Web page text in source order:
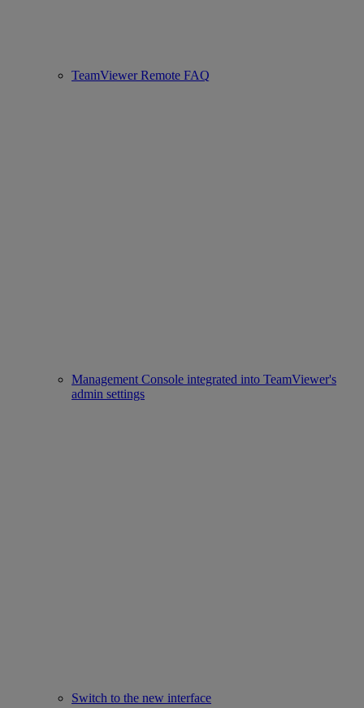
TeamViewer Remote FAQ
Management Console integrated into TeamViewer's
admin settings
Switch to the new interface